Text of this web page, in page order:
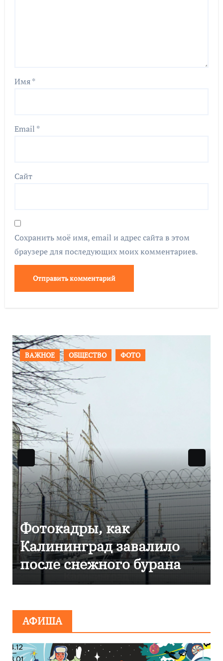
Имя*
Email *
Сайт
Сохранить моё имя, email и адрес сайта в этом
браузере для последующих моих комментариев.
ПРОИСШЕСТВИЯ ФОТО
Фоторепортаж как в
Калининграде
эвакуировали ТЦ из-за
сообщения о
АФИША